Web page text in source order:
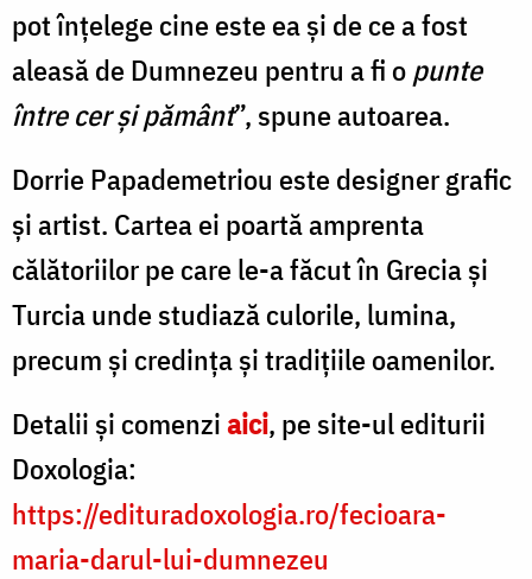
pot înțelege cine este ea și de ce a fost
aleasă de Dumnezeu pentru a fi opunte
între cer și pământ”, spune autoarea.
Dorrie Papademetriou este designer grafic
și artist. Cartea ei poartă amprenta
călătoriilor pe care le-a făcut în Grecia și
Turcia unde studiază culorile, lumina,
precum și credința și tradițiile oamenilor.
Detalii și comenziaici, pe site-ul editurii
Doxologia:
https://edituradoxologia.ro/fecioara-
maria-darul-lui-dumnezeu